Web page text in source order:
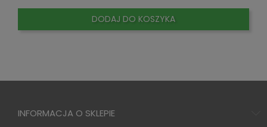
DODAJ DO KOSZYKA
INFORMACJA O SKLEPIE